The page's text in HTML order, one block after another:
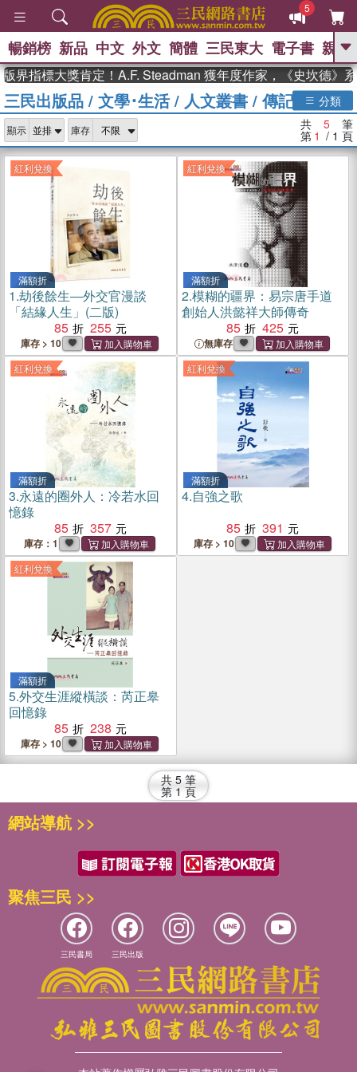
5
GO
熱搜： 東野圭吾 、 高希均教授回憶錄
、 The Odyssey 、 父親節 、 如果歷
國際布克
獎 臺灣漫遊錄 、 方念華 、 台灣的李
登輝時代 、 數學女孩：黎曼猜想
偉大的迷走神經
暢銷榜 新品 中文 外文 簡體 三民東大 電子書 親子
界指標大獎肯定！A.F. Steadman 獲年度作家，《史坎德》系
三民出版品 / 文學･生活/ 人文叢書 /傳記類 分類
顯示 庫存 共 5 筆
第 1 / 1 頁
紅利兌換
滿額折
1.劫後餘生―外交官漫談
「結緣人生」(二版)
85
255
庫存 > 10
紅利兌換
滿額折
2.模糊的疆界：易宗唐手道
創始人洪懿祥大師傳奇
85
425
無庫存
紅利兌換
滿額折
3.永遠的圈外人：冷若水回
憶錄
85
357
庫存：1
紅利兌換
滿額折
4.自強之歌
85
391
庫存 > 10
紅利兌換
滿額折
5.外交生涯縱橫談：芮正皋
回憶錄
85
238
庫存 > 10
共 5 筆
第 1 頁
網站導航 >>
聚焦三民 >>
三民書局 三民出版